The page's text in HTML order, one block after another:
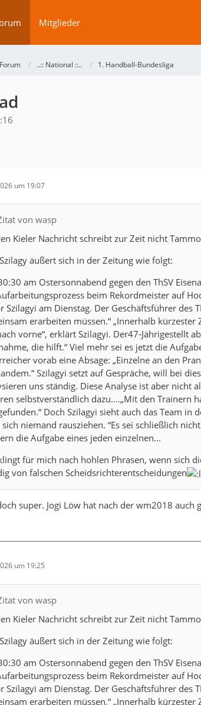
Mitglieder
Forum ..:: National ::.. 1. Handball-Bundesliga
um 19:07
von wasp
Kieler Nachricht schreibt zur Zeit nicht
äußert sich in der Zeitung wie folgt:
am Ostersonnabend gegen den ThSV
beim Rekordmeister auf
Szilagyi am Dienstag. Der Geschäftsführer des
erarbeiten müssen.“ „Innerhalb
vorne“, erklärt Szilagyi. Der47-Jährigestellt
die hilft.“ Viel mehr sei es jetzt die
vorab eine Absage: „Einzelne an den
Szilagyi setzt auf Gespräche, will bei
uns ständig. Diese Analyse ist aber nicht
selbstverständlich dazu....„Mit den Trainern
Doch Szilagyi sieht auch das Team
sich niemand rausziehen. “Es sei schließlich
die Aufgabe eines jeden einzelnen...
für mich nach hohlen Phrasen, wenn sich
von falschen Scheidsrichterentscheidungen
super. Jogi Löw hat nach der wm2018
um 19:25
von wasp
Kieler Nachricht schreibt zur Zeit nicht
äußert sich in der Zeitung wie folgt:
am Ostersonnabend gegen den ThSV
beim Rekordmeister auf
Szilagyi am Dienstag. Der Geschäftsführer des
erarbeiten müssen.“ „Innerhalb